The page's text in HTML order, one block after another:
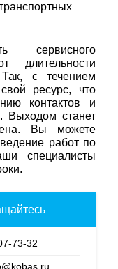
длительности
Так, с течением
ресурс, что
контактов и
Выходом станет
Вы можете
работ по
специалисты
73-32